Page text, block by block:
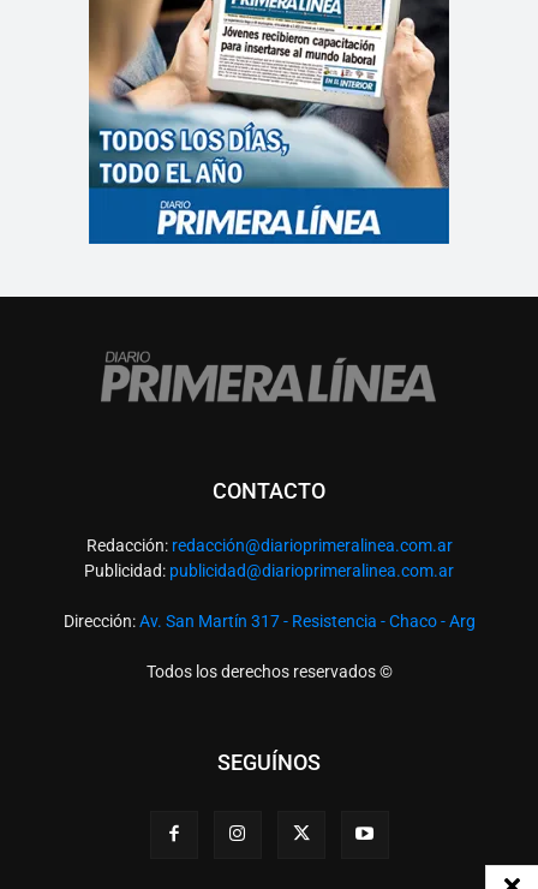
CONTACTO
Redacción: redacción@diarioprimeralinea.com.ar
Publicidad: publicidad@diarioprimeralinea.com.ar
Dirección:Av. San Martín 317 - Resistencia - Chaco - Arg
Todos los derechos reservados ©
SEGUÍNOS